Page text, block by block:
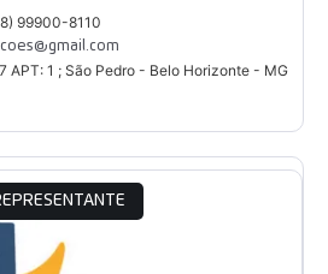
99900-8110
APT: 1 ; São Pedro - Belo Horizonte - MG